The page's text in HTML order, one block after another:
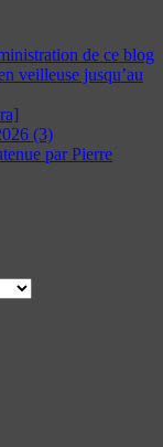
de ce blog
veilleuse jusqu’au
(3)
par Pierre